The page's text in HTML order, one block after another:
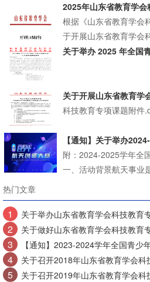
2025年山东省教育学
根据《山东省教育学会
于开展山东省教育学
关于举办 2025 年全国
关于开展山东省教育学
科技教育专项课题附件
【通知】关于举办
附：2024-2025学年全
一、活动背景航天事
热门文章
1 关于举办山东省教育学会科技教育
2 关于做好山东省教育学会科技教育
3 【通知】2023-2024学年全国青少
4 关于召开2018年山东省教育学会科
5 关于召开2019年山东省教育学会科